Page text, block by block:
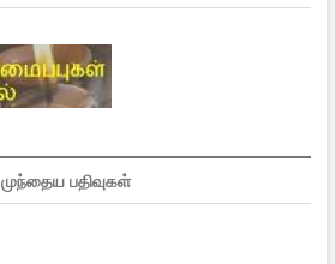
முந்தைய பதிவுகள்